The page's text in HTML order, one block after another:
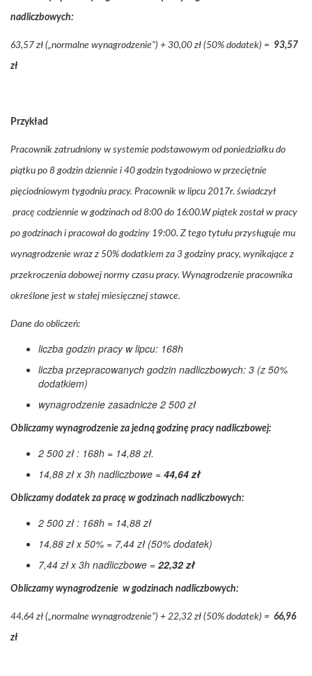
nadliczbowych:
63,57 zł („normalne wynagrodzenie”) + 30,00 zł (50% dodatek) = 93,57
zł
Przykład
Pracownik zatrudniony w systemie podstawowym od poniedziałku do
piątku po 8 godzin dziennie i 40 godzin tygodniowo w przeciętnie
pięciodniowym tygodniu pracy. Pracownik w lipcu 2017r. świadczył
pracę codziennie w godzinach od 8:00 do 16:00.W piątek został w pracy
po godzinach i pracował do godziny 19:00. Z tego tytułu przysługuje mu
wynagrodzenie wraz z 50% dodatkiem za 3 godziny pracy, wynikające z
przekroczenia dobowej normy czasu pracy. Wynagrodzenie pracownika
określone jest w stałej miesięcznej stawce.
Dane do obliczeń:
liczba godzin pracy w lipcu: 168h
liczba przepracowanych godzin nadliczbowych: 3 (z 50%
dodatkiem)
wynagrodzenie zasadnicze 2 500 zł
Obliczamy wynagrodzenie za jedną godzinę pracy nadliczbowej:
2 500 zł : 168h = 14,88 zł.
14,88 zł x 3h nadliczbowe = 44,64 zł
Obliczamy dodatek za pracę w godzinach nadliczbowych:
2 500 zł : 168h = 14,88 zł
14,88 zł x 50% = 7,44 zł (50% dodatek)
7,44 zł x 3h nadliczbowe = 22,32 zł
Obliczamy wynagrodzenie w godzinach nadliczbowych:
44,64 zł („normalne wynagrodzenie”) + 22,32 zł (50% dodatek) = 66,96
zł